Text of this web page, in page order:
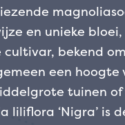
en unieke
bekend
een hoogte
tuinen
‘Nigra’ is